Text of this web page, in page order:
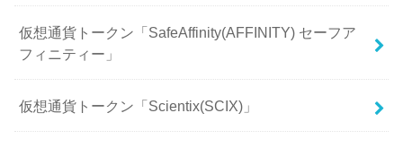
仮想通貨トークン「SafeAffinity(AFFINITY) セーフア
フィニティー」
仮想通貨トークン「Scientix(SCIX)」